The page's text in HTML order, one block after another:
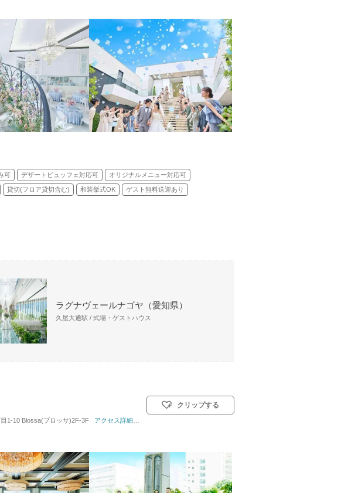
可 デザートビュッフェ対応可 オリジナルメニュー対応可
貸切(フロア貸切含む) 和装挙式OK ゲスト無料送迎あり
ラグナヴェールナゴヤ（愛知県）
久屋大通駅 / 式場・ゲストハウス
イル: 教会式(キリスト教式)／人前式／仏前式
1-10 Blossa(ブロッサ)2F-3F アクセス詳細はこちら
クリップする